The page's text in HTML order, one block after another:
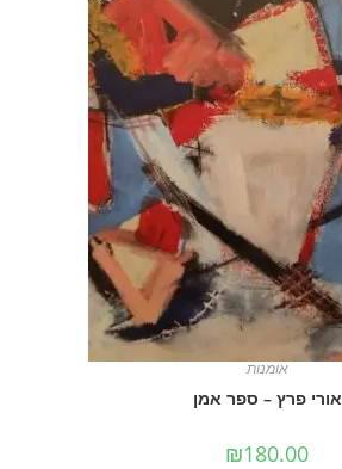
אומנות
אורי פרץ – ספר אמן
₪180.00